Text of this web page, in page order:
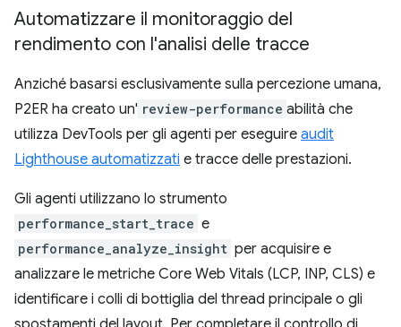
Automatizzare il monitoraggio del
rendimento con l'analisi delle tracce
Anziché basarsi esclusivamente sulla percezione umana,
P2ER ha creato un' review-performance abilità che
utilizza DevTools per gli agenti per eseguire audit
Lighthouse automatizzati e tracce delle prestazioni.
Gli agenti utilizzano lo strumento
performance_start_trace e
performance_analyze_insight per acquisire e
analizzare le metriche Core Web Vitals (LCP, INP, CLS) e
identificare i colli di bottiglia del thread principale o gli